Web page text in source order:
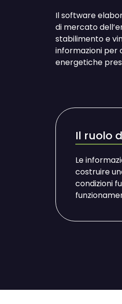
Il software
di mercato
stabilimento e
informazioni per
energetiche
Il ruolo
Le
costruire
condizioni